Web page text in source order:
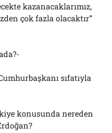
kazanacaklarımız,
çok fazla olacaktır”
sıfatıyla
konusunda nereden